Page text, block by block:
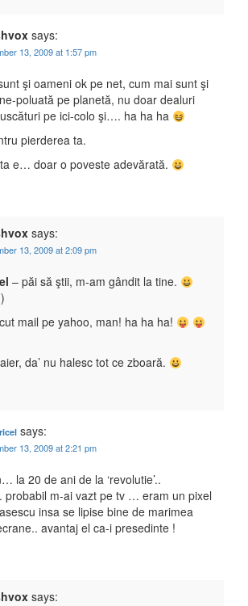
says:
13, 2009 at 1:57 pm
şi oameni ok pe net, cum mai sunt şi
poluată pe planetă, nu doar dealuri
pe ici-colo şi…. ha ha ha
pierderea ta.
e… doar o poveste adevărată.
says:
13, 2009 at 2:09 pm
– păi să ştii, m-am gândit la tine.
mail pe yahoo, man! ha ha ha!
da’ nu halesc tot ce zboară.
says:
13, 2009 at 2:21 pm
la 20 de ani de la ‘revolutie’..
probabil m-ai vazt pe tv … eram un pixel
insa se lipise bine de marimea
avantaj el ca-i presedinte !
says: